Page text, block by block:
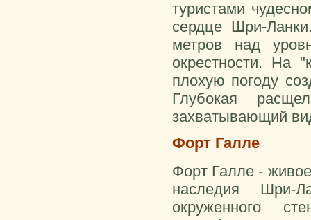
туристами
сердце Шри-
метров над
окрестности. На
плохую погоду
Глубокая
захватывающий
Форт Галле
Форт Галле -
наследия Шри-
окруженного